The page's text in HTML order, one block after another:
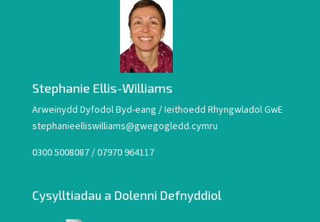
Stephanie Ellis-Williams
Arweinydd Dyfodol Byd-eang / Ieithoedd Rhyngwladol GwE
stephanieelliswilliams@gwegogledd.cymru
0300 5008087 / 07970 964117
Cysylltiadau a Dolenni Defnyddiol